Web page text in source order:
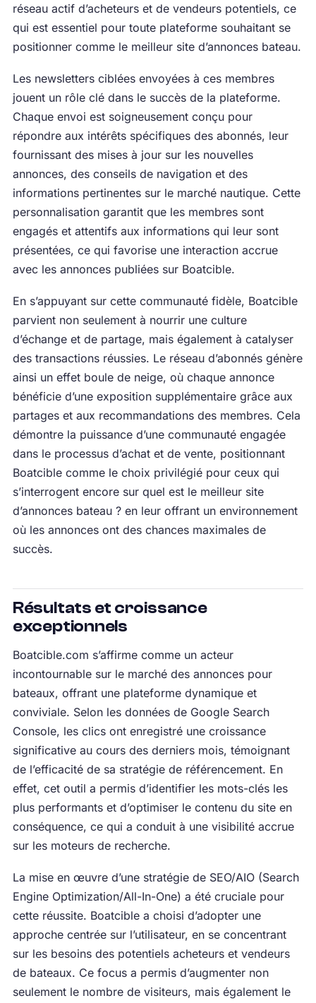
réseau actif d’acheteurs et de vendeurs potentiels, ce
qui est essentiel pour toute plateforme souhaitant se
positionner comme le meilleur site d’annonces bateau.
Les newsletters ciblées envoyées à ces membres
jouent un rôle clé dans le succès de la plateforme.
Chaque envoi est soigneusement conçu pour
répondre aux intérêts spécifiques des abonnés, leur
fournissant des mises à jour sur les nouvelles
annonces, des conseils de navigation et des
informations pertinentes sur le marché nautique. Cette
personnalisation garantit que les membres sont
engagés et attentifs aux informations qui leur sont
présentées, ce qui favorise une interaction accrue
avec les annonces publiées sur Boatcible.
En s’appuyant sur cette communauté fidèle, Boatcible
parvient non seulement à nourrir une culture
d’échange et de partage, mais également à catalyser
des transactions réussies. Le réseau d’abonnés génère
ainsi un effet boule de neige, où chaque annonce
bénéficie d’une exposition supplémentaire grâce aux
partages et aux recommandations des membres. Cela
démontre la puissance d’une communauté engagée
dans le processus d’achat et de vente, positionnant
Boatcible comme le choix privilégié pour ceux qui
s’interrogent encore sur quel est le meilleur site
d’annonces bateau ? en leur offrant un environnement
où les annonces ont des chances maximales de
succès.
Résultats et croissance
exceptionnels
Boatcible.com s’affirme comme un acteur
incontournable sur le marché des annonces pour
bateaux, offrant une plateforme dynamique et
conviviale. Selon les données de Google Search
Console, les clics ont enregistré une croissance
significative au cours des derniers mois, témoignant
de l’efficacité de sa stratégie de référencement. En
effet, cet outil a permis d’identifier les mots-clés les
plus performants et d’optimiser le contenu du site en
conséquence, ce qui a conduit à une visibilité accrue
sur les moteurs de recherche.
La mise en œuvre d’une stratégie de SEO/AIO (Search
Engine Optimization/All-In-One) a été cruciale pour
cette réussite. Boatcible a choisi d’adopter une
approche centrée sur l’utilisateur, en se concentrant
sur les besoins des potentiels acheteurs et vendeurs
de bateaux. Ce focus a permis d’augmenter non
seulement le nombre de visiteurs, mais également le